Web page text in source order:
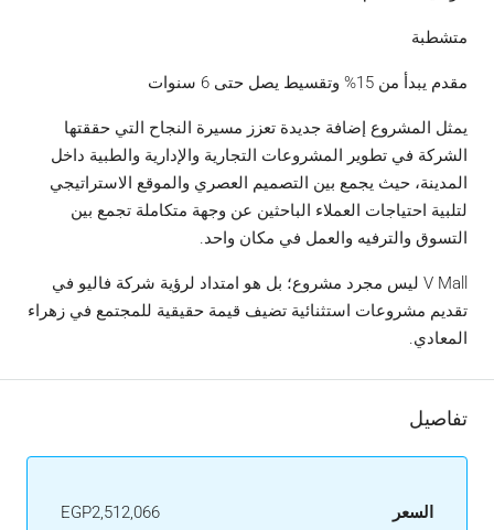
متشطبة
مقدم يبدأ من 15% وتقسيط يصل حتى 6 سنوات
يمثل المشروع إضافة جديدة تعزز مسيرة النجاح التي حققتها
الشركة في تطوير المشروعات التجارية والإدارية والطبية داخل
المدينة، حيث يجمع بين التصميم العصري والموقع الاستراتيجي
لتلبية احتياجات العملاء الباحثين عن وجهة متكاملة تجمع بين
التسوق والترفيه والعمل في مكان واحد.
V Mall ليس مجرد مشروع؛ بل هو امتداد لرؤية شركة فاليو في
تقديم مشروعات استثنائية تضيف قيمة حقيقية للمجتمع في زهراء
المعادي.
تفاصيل
السعر EGP2,512,066